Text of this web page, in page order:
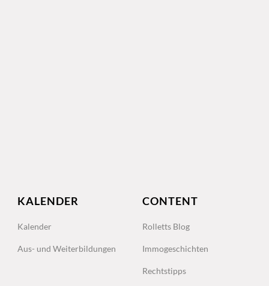
KALENDER
Kalender
Aus- und Weiterbildungen
CONTENT
Rolletts Blog
Immogeschichten
Rechtstipps